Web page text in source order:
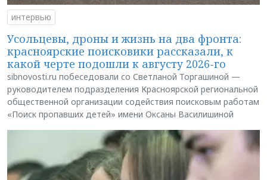
интервью
Усольцевы, дроны и жизнь на два фронта:
красноярские поисковики рассказали, к
какой черте подошли к августу 2026-го
sibnovosti.ru побеседовали со Светланой Торгашиной —
руководителем подразделения Красноярской региональной
общественной организации содействия поисковым работам
«Поиск пропавших детей» имени Оксаны Василишиной